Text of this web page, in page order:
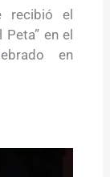
recibió el
en el
en